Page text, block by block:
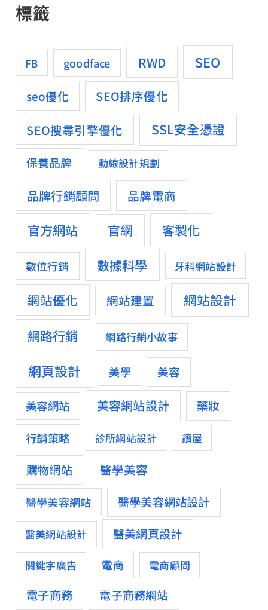
標籤
FB goodface RWD SEO
seo優化
SEO排序優化
SEO搜尋引擎優化
SSL安全憑證
保養品牌 動線設計規劃
品牌行銷顧問 品牌電商
官方網站 官網 客製化
數位行銷 數據科學 牙科網站設計
網站優化 網站建置
網站設計
網路行銷
網路行銷小故事
網頁設計 美學 美容
美容網站 美容網站設計 藥妝
行銷策略 診所網站設計 讚屋
購物網站 醫學美容
醫學美容網站 醫學美容網站設計
醫美網站設計 醫美網頁設計
關鍵字廣告 電商 電商顧問
電子商務 電子商務網站